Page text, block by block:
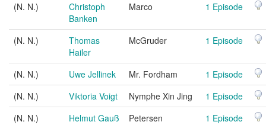
(N. N.)
Christoph
Banken
Marco 1 Episode
(N. N.)
Thomas
Hailer
McGruder 1 Episode
(N. N.) Uwe Jellinek Mr. Fordham
1 Episode
(N. N.)
Viktoria Voigt Nymphe Xin Jing
1 Episode
(N. N.)
Helmut Gauß Petersen
1 Episode